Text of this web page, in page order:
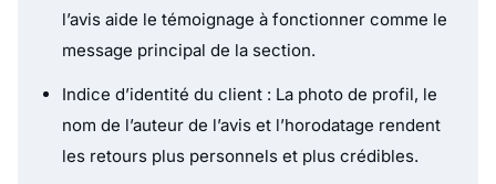
l’avis aide le témoignage à fonctionner comme le
message principal de la section.
Indice d’identité du client : La photo de profil, le
nom de l’auteur de l’avis et l’horodatage rendent
les retours plus personnels et plus crédibles.